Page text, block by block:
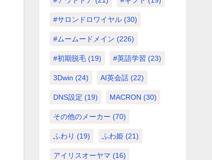
#サロンドロワイヤル(30)
#ムームードメイン (226)
#初期脱毛(19) #英語学習 (23)
3Dwin (24) AI英会話(22)
DNS設定 (19) MACRON (30)
その他のメーカー (70)
ふわり (19) ふわ姫(21)
アイリスオーヤマ (16)